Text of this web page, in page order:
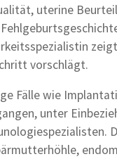
uterine
vorschlägt.
Fälle wie
unter